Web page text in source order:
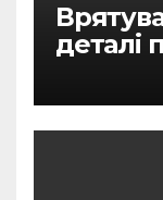
деталі